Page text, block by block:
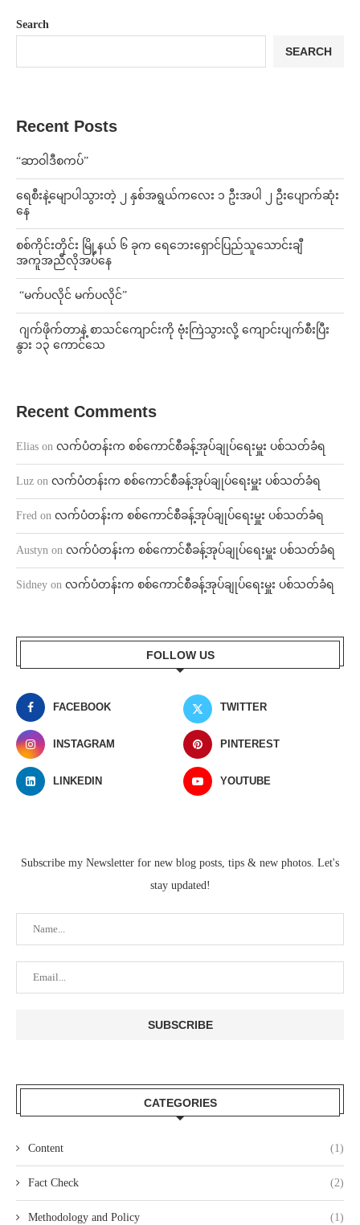
Search
SEARCH
Recent Posts
“ဆာဝါဒီစကပ်”
ရေစီးနဲ့မျောပါသွားတဲ့ ၂ နှစ်အရွယ်ကလေး ၁ ဦးအပါ ၂ ဦးပျောက်ဆုံး
နေ
စစ်ကိုင်းတိုင်း မြို့နယ် ၆ ခုက ရေဘေးရှောင်ပြည်သူသောင်းချီ
အကူအညီလိုအပ်နေ
⁨ ⁨“မက်ပလိုင် မက်ပလိုင်”
⁨⁩ ⁨ဂျက်ဖိုက်တာနဲ့ စာသင်ကျောင်းကို ဗုံးကြဲသွားလို့ ကျောင်းပျက်စီးပြီး
နွား ၁၃ ကောင်သေ
Recent Comments
Elias on လက်ပံတန်းက စစ်ကောင်စီခန့်အုပ်ချုပ်ရေးမှူး ပစ်သတ်ခံရ
Luz on လက်ပံတန်းက စစ်ကောင်စီခန့်အုပ်ချုပ်ရေးမှူး ပစ်သတ်ခံရ
Fred on လက်ပံတန်းက စစ်ကောင်စီခန့်အုပ်ချုပ်ရေးမှူး ပစ်သတ်ခံရ
Austyn on လက်ပံတန်းက စစ်ကောင်စီခန့်အုပ်ချုပ်ရေးမှူး ပစ်သတ်ခံရ
Sidney on လက်ပံတန်းက စစ်ကောင်စီခန့်အုပ်ချုပ်ရေးမှူး ပစ်သတ်ခံရ
FOLLOW US
FACEBOOK TWITTER
INSTAGRAM PINTEREST
LINKEDIN YOUTUBE
Subscribe my Newsletter for new blog posts, tips & new photos. Let's
stay updated!
CATEGORIES
Content (1)
Fact Check (2)
Methodology and Policy (1)